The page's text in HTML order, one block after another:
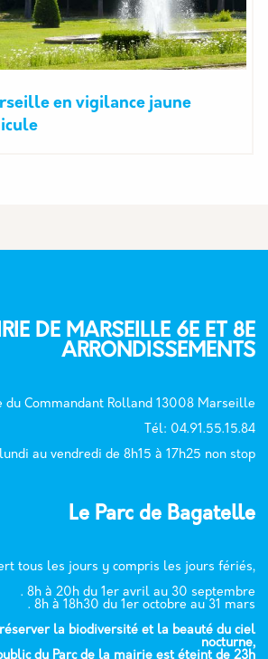
en vigilance jaune
DE MARSEILLE 6E ET 8E
ARRONDISSEMENTS
du Commandant Rolland 13008 Marseille
Tél: 04.91.55.15.84
au vendredi de 8h15 à 17h25 non stop
Le Parc de Bagatelle
tous les jours y compris les jours fériés,
. 8h à 20h du 1er avril au 30 septembre
. 8h à 18h30 du 1er octobre au 31 mars
la biodiversité et la beauté du ciel
nocturne,
du Parc de la mairie est éteint de 23h